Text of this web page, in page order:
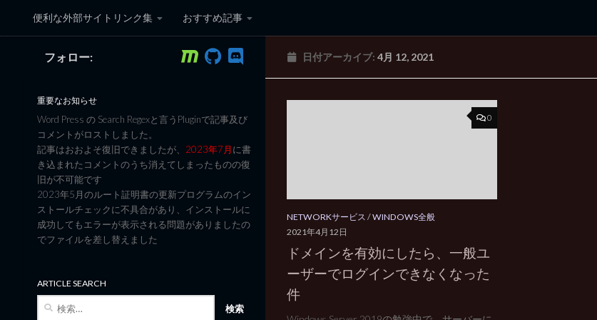
コンテンツへスキップ
便利な外部サイトリンク集 おすすめ記事
黒翼猫のコンピュータ日記 3rd Edition
日付アーカイブ:4月 12, 2021
0
NETWORKサービス /WINDOWS全般
2021年4月12日
ドメインを有効にしたら、一般ユ
ーザーでログインできなくなった
件
フォロー:
重要なお知らせ
Word Press の Search Regexと言うPluginで記事及び
コメントがロストしました。
記事はおおよそ復旧できましたが、 2023年7月に書
き込まれたコメントのうち消えてしまったものの復
旧が不可能です
2023年5月のルート証明書の更新プログラムのイン
ストールチェックに不具合があり、インストールに
成功してもエラーが表示される問題がありましたの
でファイルを差し替えました
ARTICLE SEARCH